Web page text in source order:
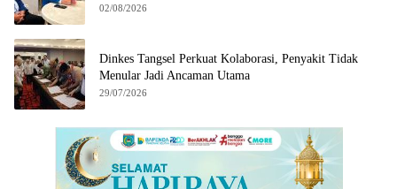
02/08/2026
Dinkes Tangsel Perkuat Kolaborasi, Penyakit Tidak
Menular Jadi Ancaman Utama
29/07/2026